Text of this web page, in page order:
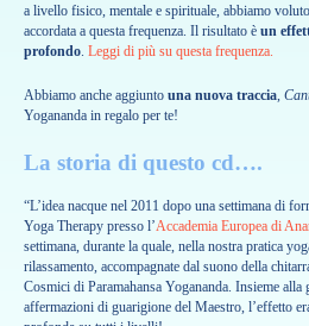
a livello fisico, mentale e spirituale, abbiamo
accordata a questa frequenza. Il risultato è un
profondo. Leggi di più su questa frequenza.
Abbiamo anche aggiunto una nuova traccia,
Yogananda in regalo per te!
La storia di questo cd….
“L’idea nacque nel 2011 dopo una settimana di
Yoga Therapy presso l’Accademia Europea di
settimana, durante la quale, nella nostra pratica
rilassamento, accompagnate dal suono della
Cosmici di Paramahansa Yogananda. Insieme
affermazioni di guarigione del Maestro, l’effetto